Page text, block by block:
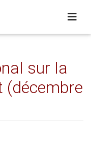
sur la
(décembre